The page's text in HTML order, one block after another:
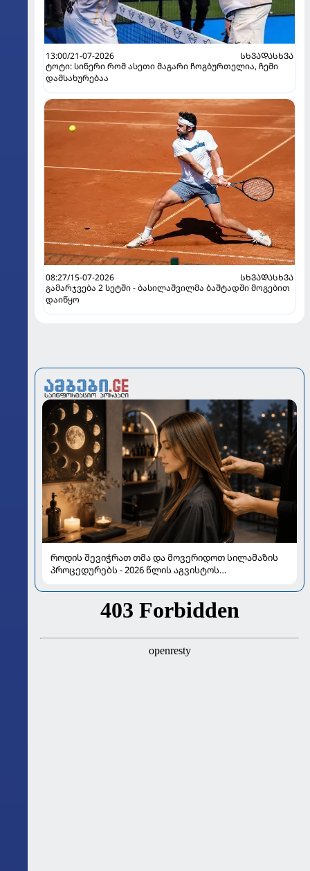
13:00/21-07-2026
ᲡᲮᲕᲐᲓᲐᲡᲮᲕᲐ
ტოტი: სინერი რომ ასეთი მაგარი ჩოგბურთელია, ჩემი
დამსახურებაა
08:27/15-07-2026
ᲡᲮᲕᲐᲓᲐᲡᲮᲕᲐ
გამარჯვება 2 სეტში - ბასილაშვილმა ბაშტადში მოგებით
დაიწყო
როდის შევიჭრათ თმა და მოვერიდოთ სილამაზის
პროცედურებს - 2026 წლის აგვისტოს